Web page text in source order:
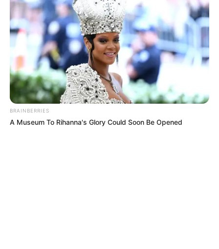
detalló las medidas de seguridad: “ Realizamos un trabajo
articulado con todas las secretaríasy la Policía Nacional.
Este evento traerá por primera vez a figuras como Nairo,
Egan y Nibali rodando juntos en el Caribe, así que
debemos garantizar la seguridad y la organización”.
Loscierres viales afectarán temporalmente tramos de
la Vía 40, la Circunvalar, la Vía al Mar y rutas entre Piojó,
Usiacurí, Baranoa, Juan de Acosta y Tubará, por lo que
se recomienda a los ciudadanos planear sus
desplazamientos con anticipación.
BRAINBERRIES
A Museum To Rihanna's Glory Could Soon Be Opened